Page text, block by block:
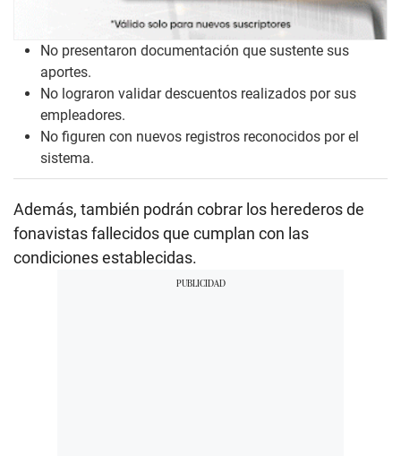
No presentaron documentación que sustente sus
aportes.
No lograron validar descuentos realizados por sus
empleadores.
No figuren con nuevos registros reconocidos por el
sistema.
Además, también podrán cobrar los herederos de
fonavistas fallecidos que cumplan con las
condiciones establecidas.